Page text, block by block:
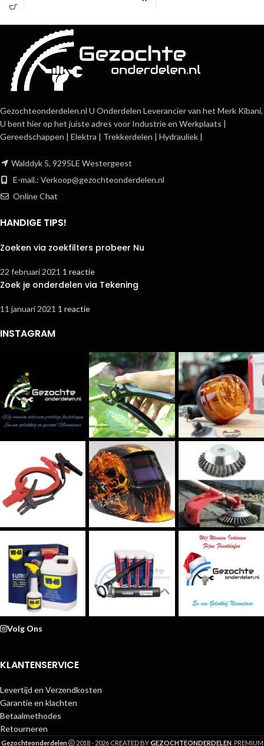
Meer onderdelen voor
Gezochteonderdelen.nl U Onderdelen Leverancier van het Merk Kibani,
U bent hier op het juiste adres voor Industrie en Werkplaats |
Gereedschappen | Elektra | Trekkerdelen | Hydrauliek |
Walddyk 5, 9295LE Westergeest
E-mail.: Verkoop@gezochteonderdelen.nl
Online Chat
HANDIGE TIPS!
Zoeken via zoekfilters probeer Nu
22 februari 2021 1 reactie
Zoek je onderdelen via Tekening
11 januari 2021 1 reactie
INSTAGRAM
Volg Ons
KLANTENSERVICE
Levertijd en Verzendkosten
Garantie en klachten
Betaalmethodes
Retourneren
Gezochteonderdelen 2018 - 2026 CREATED BY GEZOCHTEONDERDELEN. PREMIUM